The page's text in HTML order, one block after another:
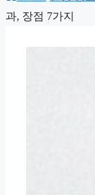
뛰
과, 장점 7가지